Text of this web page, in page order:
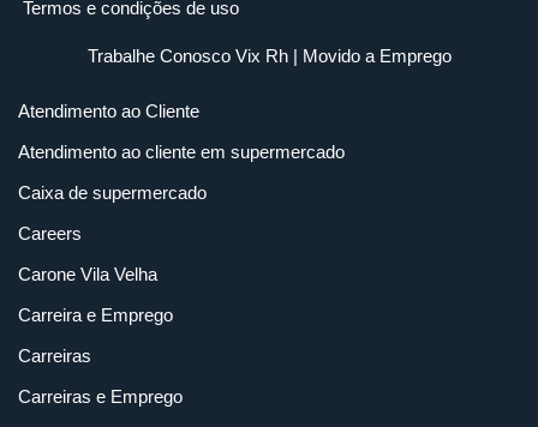
Termos e condições de uso
Trabalhe Conosco Vix Rh| Movido a Emprego
Atendimento ao Cliente
Atendimento ao cliente em supermercado
Caixa de supermercado
Careers
Carone Vila Velha
Carreira e Emprego
Carreiras
Carreiras e Emprego